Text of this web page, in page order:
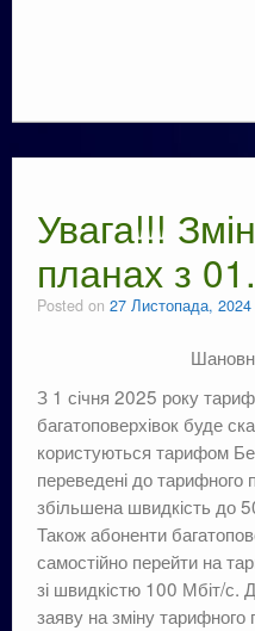
Увага!!!
планах з
Posted on 27 Листопада, 2024
З 1 січня 2025 року
багатоповерхівок буде
користуються тарифом
переведені до тарифного
збільшена швидкість до
Також абоненти
самостійно перейти на
зі швидкістю 100 Мбіт/с.
заяву на зміну тарифного